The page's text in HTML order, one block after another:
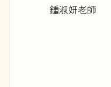
鍾淑妍老師